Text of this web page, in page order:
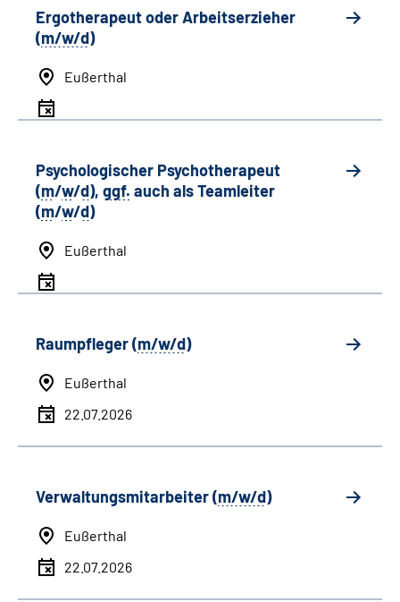
Ergotherapeut oder Arbeitserzieher
(m/w/d)
Eußerthal
Psychologischer Psychotherapeut
(m/w/d), ggf. auch alsTeamleiter
(m/w/d)
Eußerthal
Raumpfleger (m/w/d)
Eußerthal
22.07.2026
Verwaltungsmitarbeiter (m/w/d)
Eußerthal
22.07.2026